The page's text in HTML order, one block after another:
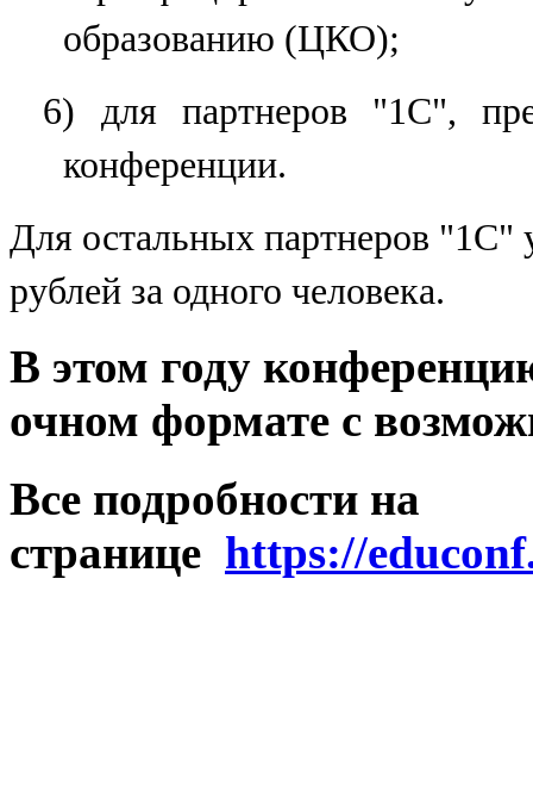
образованию (ЦКО);
6) для партнеров "1С",
конференции.
Для остальных партнеров "1С"
рублей за одного человека.
В этом году
очном формате с
Все подробности на
странице https://